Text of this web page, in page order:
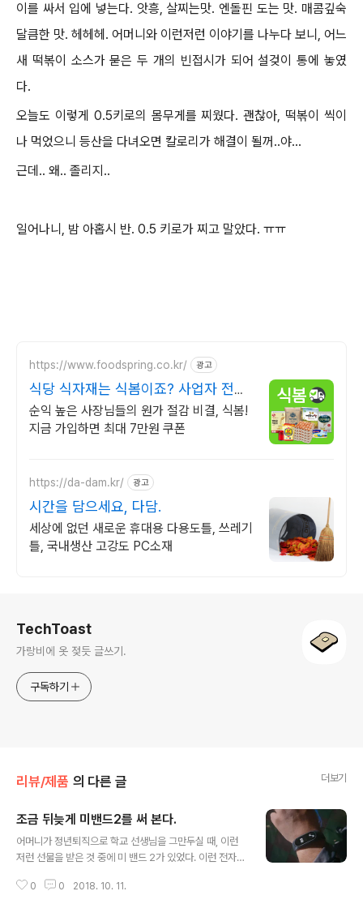
이를 싸서 입에 넣는다. 앗흥, 살찌는맛. 엔돌핀 도는 맛. 매콤깊숙
달큼한 맛. 헤헤헤. 어머니와 이런저런 이야기를 나누다 보니, 어느
새 떡볶이 소스가 묻은 두 개의 빈접시가 되어 설겆이 통에 놓였
다.
오늘도 이렇게 0.5키로의 몸무게를 찌웠다.괜찮아, 떡볶이 씩이
나 먹었으니 등산을 다녀오면 칼로리가 해결이 될꺼..야...
근데.. 왜.. 졸리지..
일어나니, 밤 아홉시 반. 0.5 키로가 찌고 말았다. ㅠㅠ
https://www.foodspring.co.kr/ 광고
식당 식자재는 식봄이죠? 사업자 전용
특가
순익 높은 사장님들의 원가 절감 비결, 식봄!
지금 가입하면 최대 7만원 쿠폰
https://da-dam.kr/ 광고
시간을 담으세요, 다담.
세상에 없던 새로운 휴대용 다용도틀, 쓰레기
틀, 국내생산 고강도 PC소재
TechToast
가랑비에 옷 젖듯 글쓰기.
구독하기
리뷰/제품 의 다른 글 더보기
조금 뒤늦게 미밴드2를 써 본다.
어머니가 정년퇴직으로 학교 선생님을 그만두실 때, 이런
저런 선물을 받은 것 중에 미 밴드 2가 있었다. 이런 전자기
나 실 생활에 조금 써 보고자 1~2주일 정도 열심히 차고 다
0 0 2018. 10. 11.